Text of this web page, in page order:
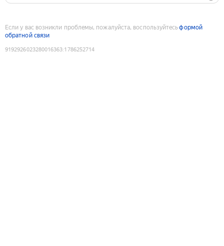
Если у вас возникли проблемы, пожалуйста, воспользуйтесьформой
обратной связи
9192926023280016363:1786252714